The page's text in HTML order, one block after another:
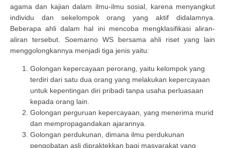
agama dan kajian dalam ilmu-ilmu sosial, karena menyangkut
individu dan sekelompok orang yang aktif didalamnya.
Beberapa ahli dalam hal ini mencoba mengklasifikasi aliran-
aliran tersebut. Soemarno WS bersama ahli riset yang lain
menggolongkannya menjadi tiga jenis yaitu:
Golongan kepercayaan perorang, yaitu kelompok yang
terdiri dari satu dua orang yang melakukan kepercayaan
untuk kepentingan diri pribadi tanpa usaha perluasaan
kepada orang lain.
Golongan perguruan kepercayaan, yang menerima murid
dan mempropagandakan ajarannya.
Golongan perdukunan, dimana ilmu perdukunan
pengobatan asli dipraktekkan bagi masyarakat yang